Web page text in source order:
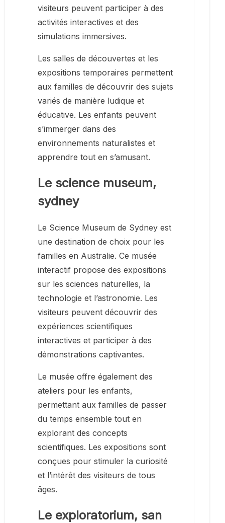
visiteurs peuvent participer à des
activités interactives et des
simulations immersives.
Les salles de découvertes et les
expositions temporaires permettent
aux familles de découvrir des sujets
variés de manière ludique et
éducative. Les enfants peuvent
s’immerger dans des
environnements naturalistes et
apprendre tout en s’amusant.
Le science museum,
sydney
Le Science Museum de Sydney est
une destination de choix pour les
familles en Australie. Ce musée
interactif propose des expositions
sur les sciences naturelles, la
technologie et l’astronomie. Les
visiteurs peuvent découvrir des
expériences scientifiques
interactives et participer à des
démonstrations captivantes.
Le musée offre également des
ateliers pour les enfants,
permettant aux familles de passer
du temps ensemble tout en
explorant des concepts
scientifiques. Les expositions sont
conçues pour stimuler la curiosité
et l’intérêt des visiteurs de tous
âges.
Le exploratorium, san